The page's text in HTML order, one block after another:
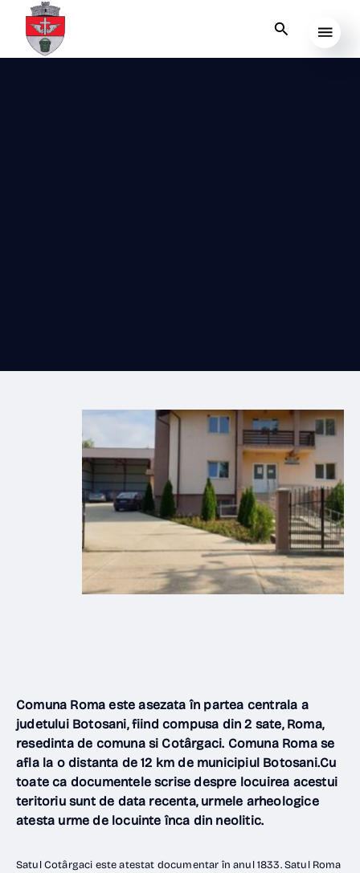
Comuna Roma este asezata în partea centrala a
judetului Botosani, fiind compusa din 2 sate, Roma,
resedinta de comuna si Cotârgaci. Comuna Roma se
afla la o distanta de 12 km de municipiul Botosani.Cu
toate ca documentele scrise despre locuirea acestui
teritoriu sunt de data recenta, urmele arheologice
atesta urme de locuinte înca din neolitic.
Satul Cotârgaci este atestat documentar în anul 1833. Satul Roma